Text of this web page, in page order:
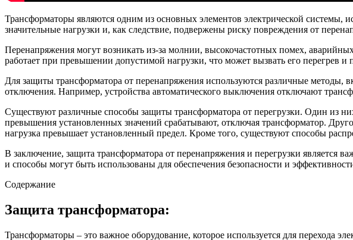
Трансформаторы являются одним из основных элементов электрической системы,
значительные нагрузки и, как следствие, подвержены риску повреждения от
Перенапряжения могут возникать из-за молнии, высокочастотных помех,
работает при превышении допустимой нагрузки, что может вызвать его перегрев и
Для защиты трансформатора от перенапряжения используются различные методы,
отключения. Например, устройства автоматического выключения отключают
Существуют различные способы защиты трансформатора от перегрузки. Один из
превышения установленных значений срабатывают, отключая трансформатор.
нагрузка превышает установленный предел. Кроме того, существуют способы
В заключение, защита трансформатора от перенапряжения и перегрузки является
и способы могут быть использованы для обеспечения безопасности и
Содержание
Защита трансформатора:
Трансформаторы – это важное оборудование, которое используется для перехода